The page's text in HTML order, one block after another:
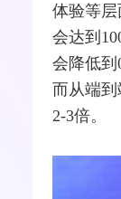
体验等
会达到
会降低到
而从端
2-3倍。